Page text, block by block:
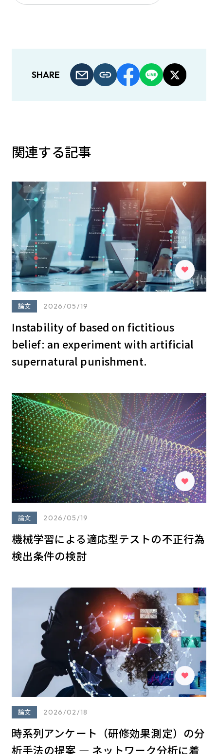
SHARE
関連する記事
論文 2026/05/19
Instability of based on fictitious
belief: an experiment with artificial
supernatural punishment.
論文 2026/05/19
機械学習による適応型テストの不正行為
検出条件の検討
論文 2026/02/18
時系列アンケート（研修効果測定）の分
析⼿法の提案 ― ネットワーク分析に着